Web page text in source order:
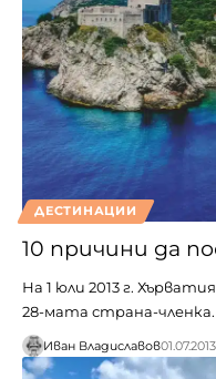
ДЕСТИНАЦИИ
10 причини да
На 1 юли 2013 г.
28-мата страна-членка.
Иван Владиславов01.07.2013